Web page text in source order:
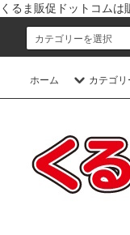
くるま販促ドットコムは
ホーム カテゴ